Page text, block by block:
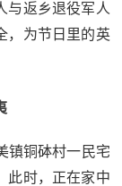
与返乡退役军人
为节日里的英
镇铜砵村一民宅
此时，正在家中